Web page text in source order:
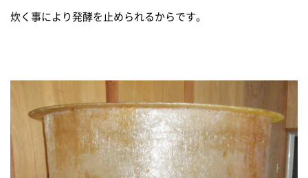
炊く事により発酵を止められるからです。